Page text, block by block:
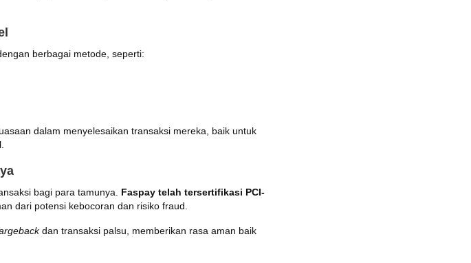
berbagai metode, seperti:
dalam menyelesaikan transaksi mereka, baik untuk
bagi para tamunya. Faspay telah tersertifikasi PCI-
dari potensi kebocoran dan risiko fraud.
dan transaksi palsu, memberikan rasa aman baik